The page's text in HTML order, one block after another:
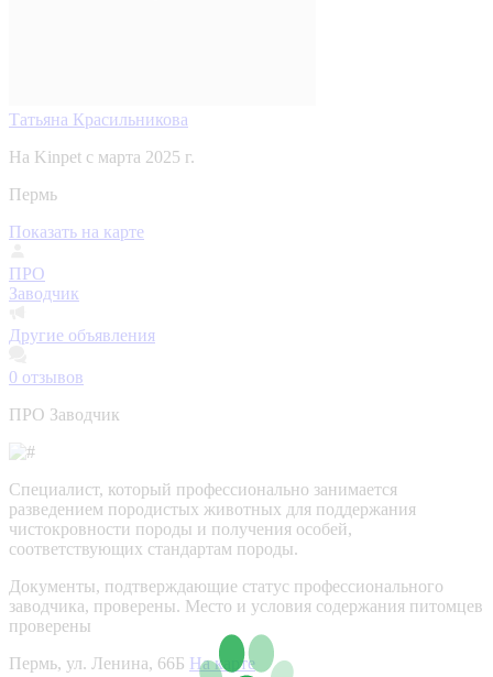
Татьяна Красильникова
На Kinpet c марта 2025 г.
Пермь
Показать на карте
ПРО
Заводчик
Другие объявления
0 отзывов
ПРО Заводчик
Специалист, который профессионально занимается
разведением породистых животных для поддержания
чистокровности породы и получения особей,
соответствующих стандартам породы.
Документы, подтверждающие статус профессионального
заводчика, проверены. Место и условия содержания питомцев
проверены
Пермь, ул. Ленина, 66Б На карте